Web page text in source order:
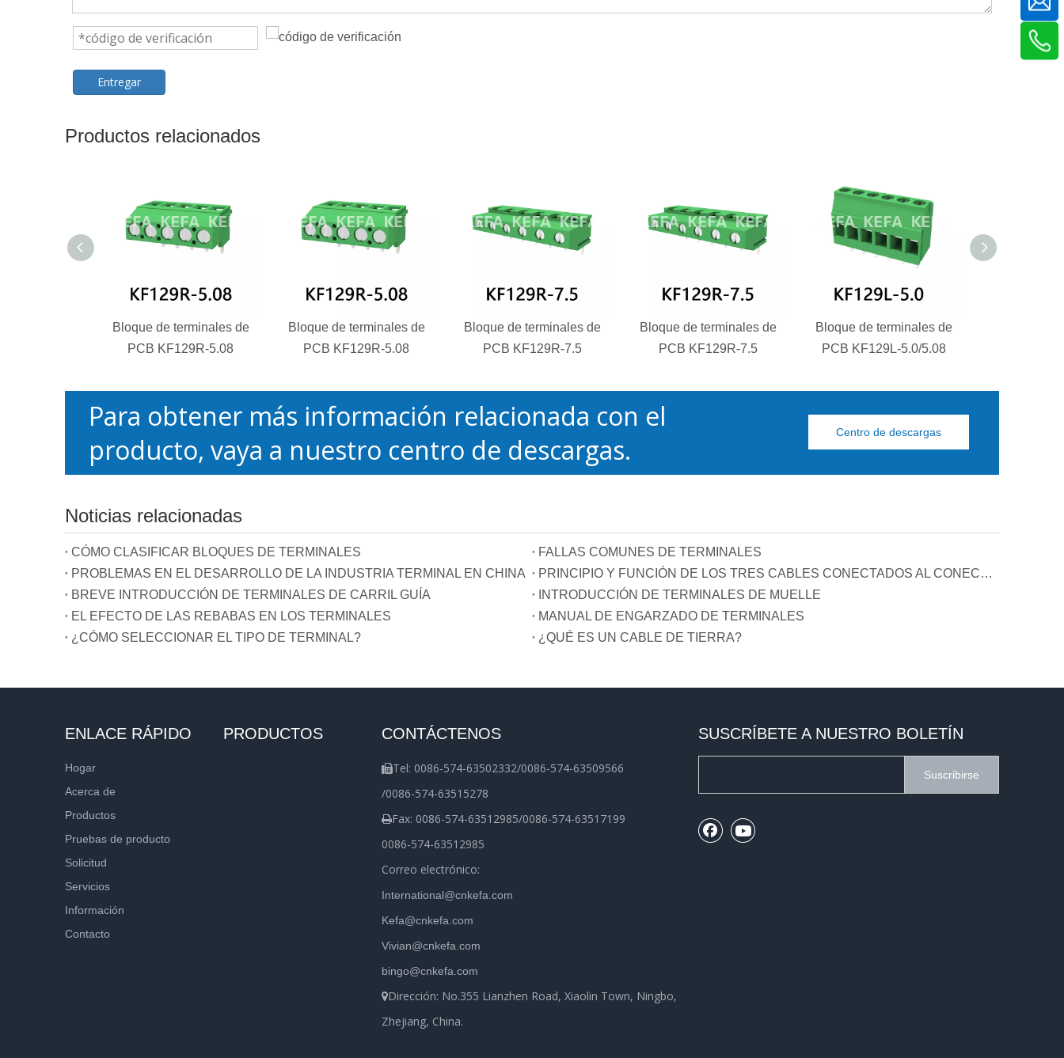
Entregar
Productos relacionados
Bloque de terminales de
PCB KF129R-5.08
Bloque de terminales de
PCB KF129R-5.08
Bloque de terminales de
PCB KF129R-7.5
Bloque de terminales de
PCB KF129R-7.5
Bloque de terminales de
PCB KF129L-5.0/5.08
Para obtener más información relacionada con el
producto, vaya a nuestro centro de descargas.
Centro de descargas
Noticias relacionadas
CÓMO CLASIFICAR BLOQUES DE TERMINALES
FALLAS COMUNES DE TERMINALES
PROBLEMAS EN EL DESARROLLO DE LA INDUSTRIA TERMINAL EN CHINA
PRINCIPIO Y FUNCIÓN DE LOS TRES CABLES CONECTADOS AL CONECTOR DE COMPENSACIÓN DE POTENCIA REACTIVA
BREVE INTRODUCCIÓN DE TERMINALES DE CARRIL GUÍA
INTRODUCCIÓN DE TERMINALES DE MUELLE
EL EFECTO DE LAS REBABAS EN LOS TERMINALES
MANUAL DE ENGARZADO DE TERMINALES
¿CÓMO SELECCIONAR EL TIPO DE TERMINAL?
¿QUÉ ES UN CABLE DE TIERRA?
ENLACE RÁPIDO
Hogar
Acerca de
Productos
Pruebas de producto
Solicitud
Servicios
Información
Contacto
PRODUCTOS CONTÁCTENOS
Tel: 0086-574-63502332/0086-574-63509566
/0086-574-63515278
Fax: 0086-574-63512985/0086-574-63517199
0086-574-63512985
Correo electrónico:
International@cnkefa.com
Kefa@cnkefa.com
Vivian@cnkefa.com
bingo@cnkefa.com
Dirección: No.355 Lianzhen Road, Xiaolin Town, Ningbo,
Zhejiang, China.
SUSCRÍBETE A NUESTRO BOLETÍN
Suscribirse